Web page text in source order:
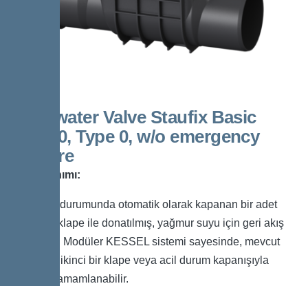
Backwater Valve Staufix Basic
DN100, Type 0, w/o emergency
closure
Ürün Tanımı:
Geri akış durumunda otomatik olarak kapanan bir adet
mekanik klape ile donatılmış, yağmur suyu için geri akış
vanasıdır. Modüler KESSEL sistemi sayesinde, mevcut
sistemler ikinci bir klape veya acil durum kapanışıyla
kolayca tamamlanabilir.